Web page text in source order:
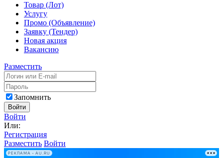
Товар (Лот)
Услугу
Промо (Объявление)
Заявку (Тендер)
Новая акция
Вакансию
Разместить
Запомнить
Войти
Войти
Или:
Регистрация
Разместить Войти
РЕКЛАМА • AU.RU